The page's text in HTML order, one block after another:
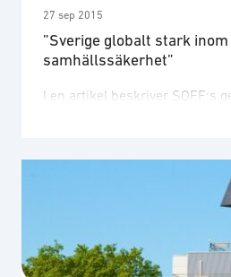
27 sep 2015
”Sverige globalt stark inom
samhällssäkerhet”
I en artikel beskriver SOFF:s
kompetenser som företag i
mer om föreningens arbete